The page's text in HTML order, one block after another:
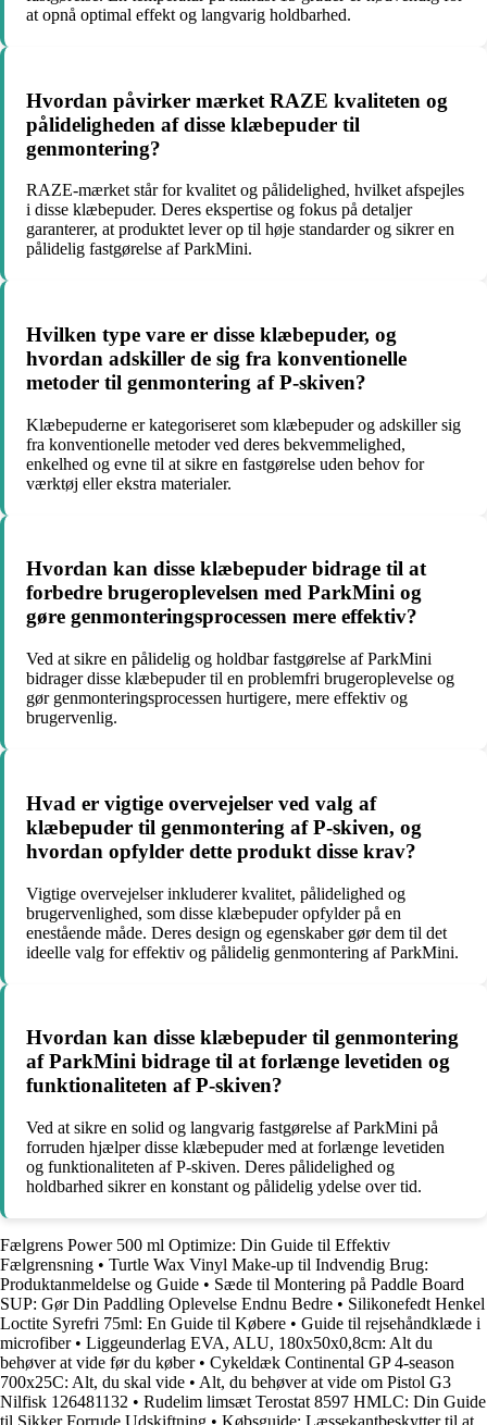
at opnå optimal effekt og langvarig holdbarhed.
Hvordan påvirker mærket RAZE kvaliteten og
pålideligheden af disse klæbepuder til
genmontering?
RAZE-mærket står for kvalitet og pålidelighed, hvilket afspejles
i disse klæbepuder. Deres ekspertise og fokus på detaljer
garanterer, at produktet lever op til høje standarder og sikrer en
pålidelig fastgørelse af ParkMini.
Hvilken type vare er disse klæbepuder, og
hvordan adskiller de sig fra konventionelle
metoder til genmontering af P-skiven?
Klæbepuderne er kategoriseret som klæbepuder og adskiller sig
fra konventionelle metoder ved deres bekvemmelighed,
enkelhed og evne til at sikre en fastgørelse uden behov for
værktøj eller ekstra materialer.
Hvordan kan disse klæbepuder bidrage til at
forbedre brugeroplevelsen med ParkMini og
gøre genmonteringsprocessen mere effektiv?
Ved at sikre en pålidelig og holdbar fastgørelse af ParkMini
bidrager disse klæbepuder til en problemfri brugeroplevelse og
gør genmonteringsprocessen hurtigere, mere effektiv og
brugervenlig.
Hvad er vigtige overvejelser ved valg af
klæbepuder til genmontering af P-skiven, og
hvordan opfylder dette produkt disse krav?
Vigtige overvejelser inkluderer kvalitet, pålidelighed og
brugervenlighed, som disse klæbepuder opfylder på en
enestående måde. Deres design og egenskaber gør dem til det
ideelle valg for effektiv og pålidelig genmontering af ParkMini.
Hvordan kan disse klæbepuder til genmontering
af ParkMini bidrage til at forlænge levetiden og
funktionaliteten af P-skiven?
Ved at sikre en solid og langvarig fastgørelse af ParkMini på
forruden hjælper disse klæbepuder med at forlænge levetiden
og funktionaliteten af P-skiven. Deres pålidelighed og
holdbarhed sikrer en konstant og pålidelig ydelse over tid.
Fælgrens Power 500 ml Optimize: Din Guide til Effektiv
Fælgrensning • Turtle Wax Vinyl Make-up til Indvendig Brug:
Produktanmeldelse og Guide • Sæde til Montering på Paddle Board
SUP: Gør Din Paddling Oplevelse Endnu Bedre • Silikonefedt Henkel
Loctite Syrefri 75ml: En Guide til Købere • Guide til rejsehåndklæde i
microfiber• Liggeunderlag EVA, ALU, 180x50x0,8cm: Alt du
behøver at vide før du køber• Cykeldæk Continental GP 4-season
700x25C: Alt, du skal vide • Alt, du behøver at vide om Pistol G3
Nilfisk 126481132 • Rudelim limsæt Terostat 8597 HMLC: Din Guide
til Sikker Forrude Udskiftning • Købsguide: Læssekantbeskytter til at